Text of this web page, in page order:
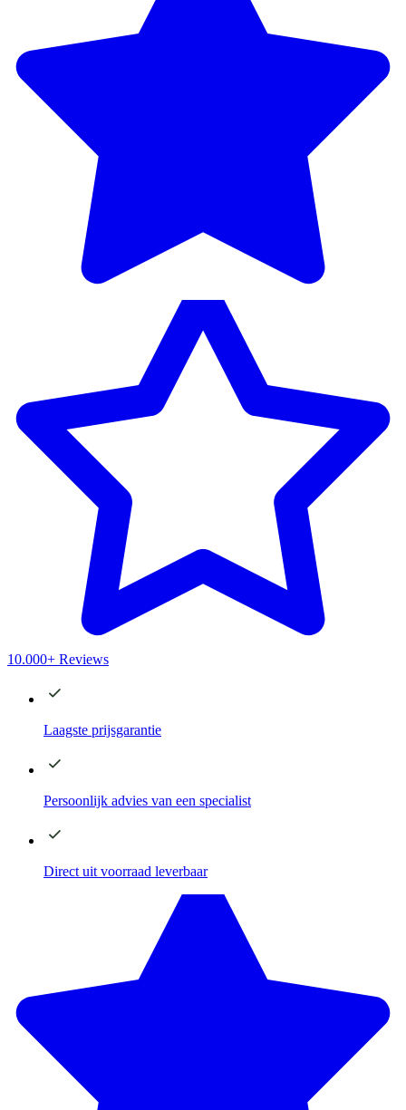
10.000+ Reviews
Laagste prijsgarantie
Persoonlijk advies van een specialist
Direct uit voorraad leverbaar